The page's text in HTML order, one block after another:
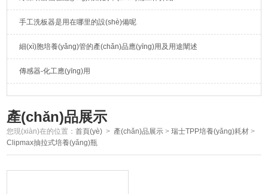
手工洗板器是用在哪里的設(shè)備呢
細(xì)胞培養(yǎng)管的產(chǎn)品應(yīng)用及用途闡述
傳感器-化工應(yīng)用
產(chǎn)品展示
您現(xiàn)在的位置：首頁(yè) > 產(chǎn)品展示 >瑞士TPP培養(yǎng)耗材 >
Clipmax抽拉式培養(yǎng)瓶